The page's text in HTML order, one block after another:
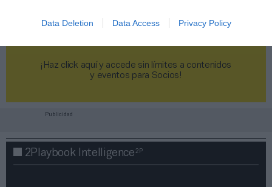
Data Deletion Data Access Privacy Policy
¡Haz click aquí y accede sin límites a contenidos
y eventos para Socios!​​​​​​​
Publicidad
2Playbook Intelligence2P